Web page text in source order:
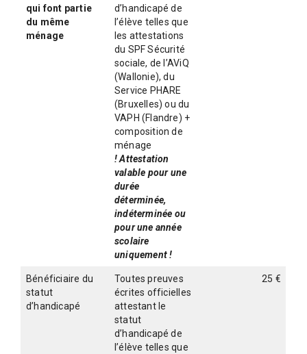
qui font partie
du même
ménage
d’handicapé de
l’élève telles que
les attestations
du SPF Sécurité
sociale, de l’AViQ
(Wallonie), du
Service PHARE
(Bruxelles) ou du
VAPH (Flandre) +
composition de
ménage
! Attestation
valable pour une
durée
déterminée,
indéterminée ou
pour une année
scolaire
uniquement !
Bénéficiaire du
statut
d’handicapé
Toutes preuves
écrites officielles
attestant le
statut
d’handicapé de
l’élève telles que
25 €